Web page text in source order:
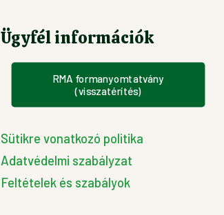
termékoldalon
ki
Ügyfél információk
RMA formanyomtatvány
(visszatérítés)
Sütikre vonatkozó politika
Adatvédelmi szabályzat
Feltételek és szabályok